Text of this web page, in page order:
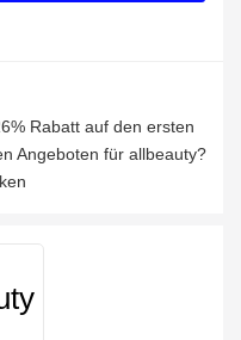
Rabatt auf den ersten
Angeboten für allbeauty?